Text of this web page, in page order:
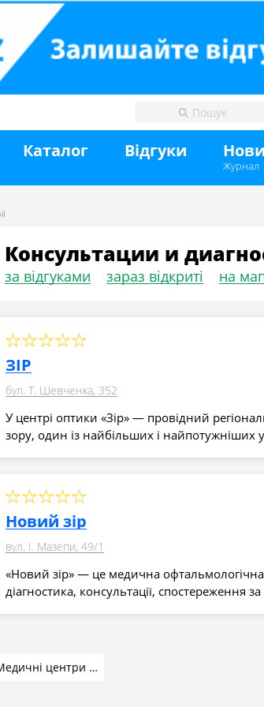
Каталог Відгуки
Журнал
Консультации и
за відгуками зараз відкриті на
ЗІР
бул. Т. Шевченка, 352
У центрі оптики «Зір» — провідний
зору, один із найбільших і найпотужніших
Новий зір
вул. І. Мазепи, 49/1
«Новий зір» — це медична
діагностика, консультації,
Медичні центри та лабораторії